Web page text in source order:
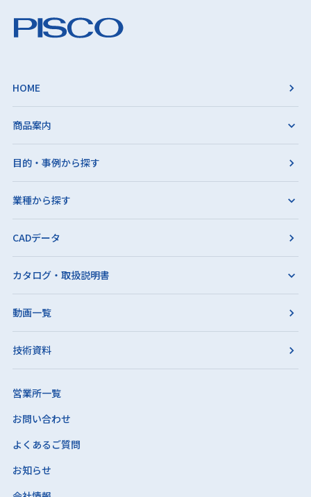
HOME
商品案内
目的・事例から探す
業種から探す
CADデータ
カタログ・取扱説明書
動画一覧
技術資料
営業所一覧
お問い合わせ
よくあるご質問
お知らせ